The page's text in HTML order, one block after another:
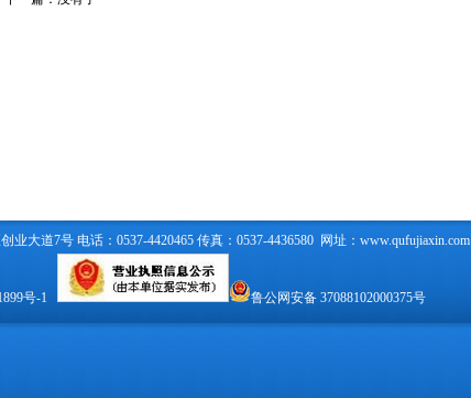
业大道7号 电话：0537-4420465 传真：0537-4436580 网址： www.qufujiaxin.com
号-1 鲁公网安备 37088102000375号